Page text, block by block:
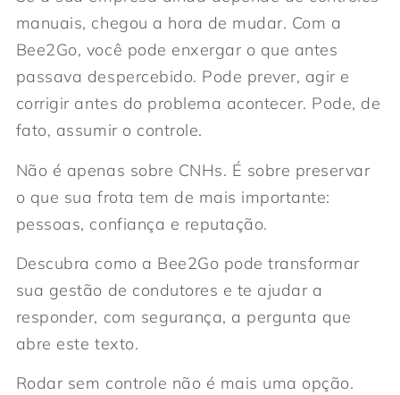
manuais, chegou a hora de mudar. Com a
Bee2Go, você pode enxergar o que antes
passava despercebido. Pode prever, agir e
corrigir antes do problema acontecer. Pode, de
fato, assumir o controle.
Não é apenas sobre CNHs. É sobre preservar
o que sua frota tem de mais importante:
pessoas, confiança e reputação.
Descubra como a Bee2Go pode transformar
sua gestão de condutores e te ajudar a
responder, com segurança, a pergunta que
abre este texto.
Rodar sem controle não é mais uma opção.